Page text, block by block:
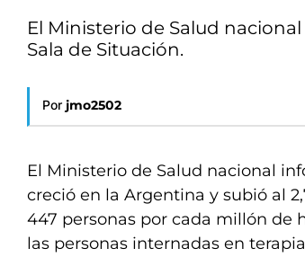
El Ministerio de Salud
Sala de Situación.
Por jmo2502
El Ministerio de Salud nacional
creció en la Argentina y subió al
447 personas por cada millón de
las personas internadas en